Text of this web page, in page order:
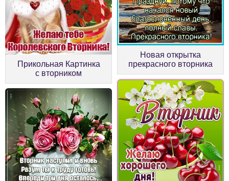
Прикольная Картинка
с вторником
Новая открытка
прекрасного вторника